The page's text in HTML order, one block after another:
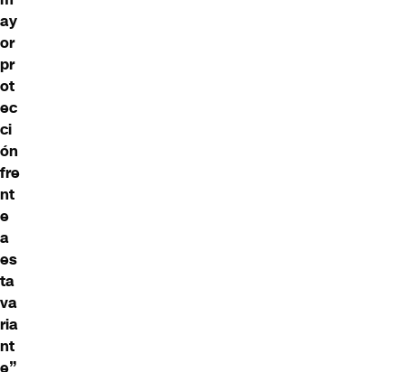
ay
or
pr
ot
ec
ci
ón
fre
nt
e
a
es
ta
va
ria
nt